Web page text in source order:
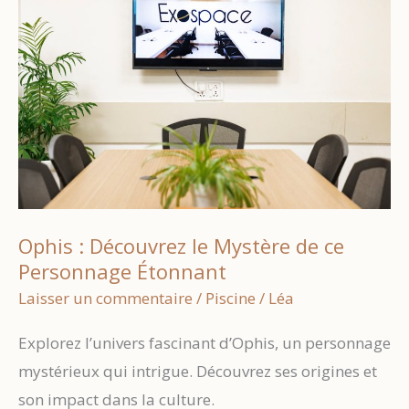
Ophis : Découvrez le Mystère de ce
Personnage Étonnant
Laisser un commentaire / Piscine / Léa
Explorez l’univers fascinant d’Ophis, un personnage
mystérieux qui intrigue. Découvrez ses origines et
son impact dans la culture.